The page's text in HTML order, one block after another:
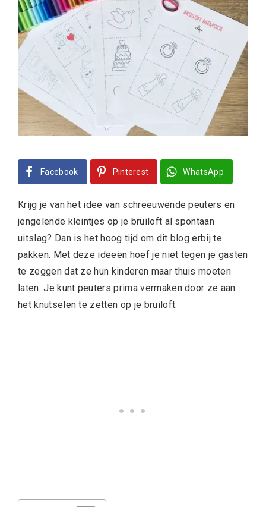
Facebook Pinterest WhatsApp
Krijg je van het idee van schreeuwende peuters en
jengelende kleintjes op je bruiloft al spontaan
uitslag? Dan is het hoog tijd om dit blog erbij te
pakken. Met deze ideeën hoef je niet tegen je gasten
te zeggen dat ze hun kinderen maar thuis moeten
laten. Je kunt peuters prima vermaken door ze aan
het knutselen te zetten op je bruiloft.